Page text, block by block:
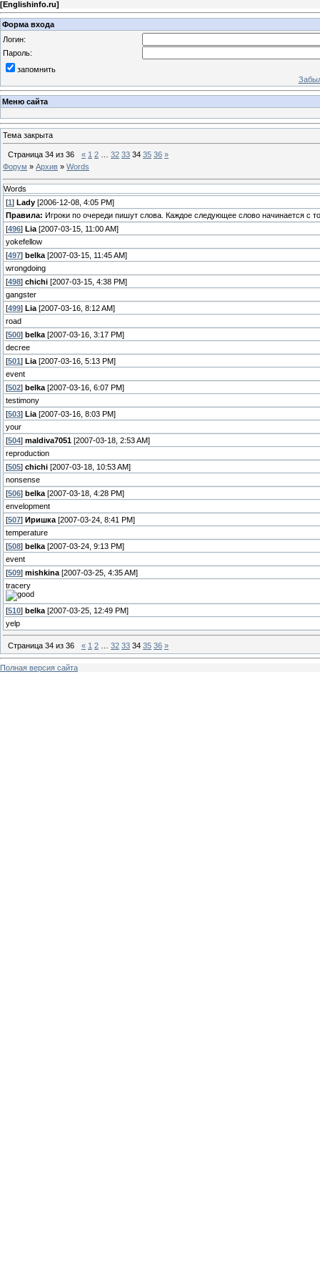
[Englishinfo.ru]
Форма входа
Логин:
Пароль:
запомнить
Меню сайта
Тема закрыта
Страница 34 из 36 « 1 2 32 33 34 35 36 »
Форум » Архив » Words
Words
[1 ] Lady [2006-12-08, 4:05 PM]
Правила: Игроки по очереди пишут слова. Каждое следующее слово начинается с
[496] Lia [2007-03-15, 11:00 AM]
yokefellow
[497] belka [2007-03-15, 11:45 AM]
wrongdoing
[498] chichi [2007-03-15, 4:38 PM]
gangster
[499] Lia [2007-03-16, 8:12 AM]
road
[500] belka [2007-03-16, 3:17 PM]
decree
[501 ] Lia [2007-03-16, 5:13 PM]
event
[502] belka [2007-03-16, 6:07 PM]
testimony
[503] Lia [2007-03-16, 8:03 PM]
your
[504] maldiva7051 [2007-03-18, 2:53 AM]
reproduction
[505] chichi [2007-03-18, 10:53 AM]
nonsense
[506] belka [2007-03-18, 4:28 PM]
envelopment
[507] Иришка [2007-03-24, 8:41 PM]
temperature
[508] belka [2007-03-24, 9:13 PM]
event
[509] mishkina [2007-03-25, 4:35 AM]
tracery
[510] belka [2007-03-25, 12:49 PM]
yelp
Страница 34 из 36 « 1 2 32 33 34 35 36 »
Полная версия сайта